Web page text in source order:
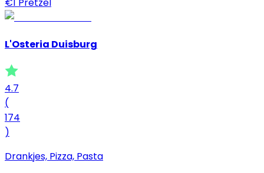
L'Osteria Duisburg
4.7
(
174
)
Drankjes, Pizza, Pasta